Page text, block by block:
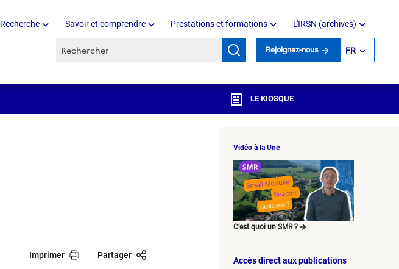
Recherche Savoir et comprendre Prestations et formations L'IRSN (archives)
Recherche par mots clés Rejoignez-nous FR
LE KIOSQUE
Imprimer Partager
Vidéo à la Une
C’est quoi un SMR ?
Accès direct aux publications